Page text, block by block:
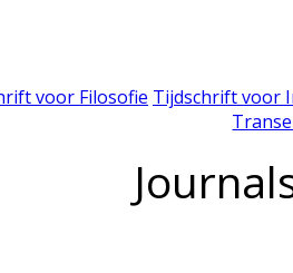
voor Filosofie Tijdschrift voor